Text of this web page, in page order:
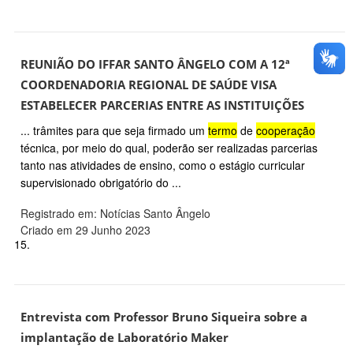
REUNIÃO DO IFFAR SANTO ÂNGELO COM A 12ª
COORDENADORIA REGIONAL DE SAÚDE VISA
ESTABELECER PARCERIAS ENTRE AS INSTITUIÇÕES
... trâmites para que seja firmado um termo de cooperação
técnica, por meio do qual, poderão ser realizadas parcerias
tanto nas atividades de ensino, como o estágio curricular
supervisionado obrigatório do ...
Registrado em: Notícias Santo Ângelo
Criado em 29 Junho 2023
15.
Entrevista com Professor Bruno Siqueira sobre a
implantação de Laboratório Maker